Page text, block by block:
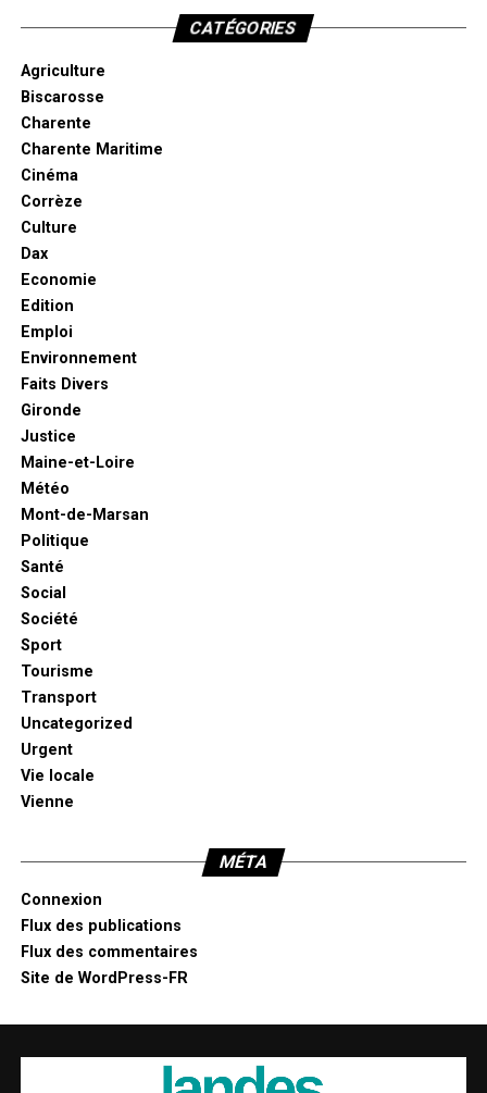
CATÉGORIES
Agriculture
Biscarosse
Charente
Charente Maritime
Cinéma
Corrèze
Culture
Dax
Economie
Edition
Emploi
Environnement
Faits Divers
Gironde
Justice
Maine-et-Loire
Météo
Mont-de-Marsan
Politique
Santé
Social
Société
Sport
Tourisme
Transport
Uncategorized
Urgent
Vie locale
Vienne
MÉTA
Connexion
Flux des publications
Flux des commentaires
Site de WordPress-FR